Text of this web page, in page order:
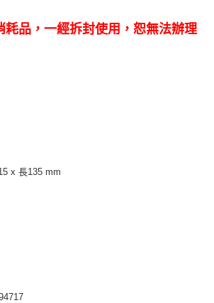
品，一經拆封使用，恕無法辦理
x 長135 mm